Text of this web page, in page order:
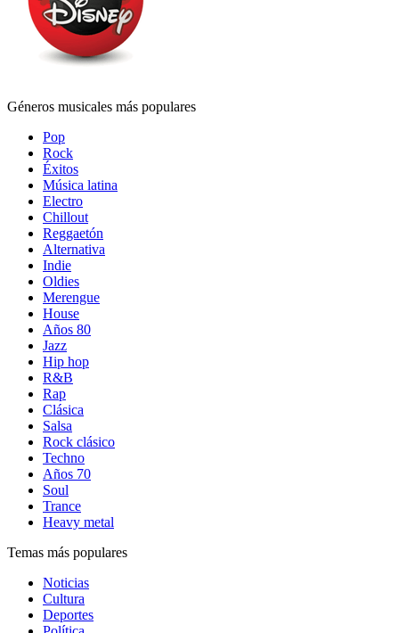
Géneros musicales más populares
Pop
Rock
Éxitos
Música latina
Electro
Chillout
Reggaetón
Alternativa
Indie
Oldies
Merengue
House
Años 80
Jazz
Hip hop
R&B
Rap
Clásica
Salsa
Rock clásico
Techno
Años 70
Soul
Trance
Heavy metal
Temas más populares
Noticias
Cultura
Deportes